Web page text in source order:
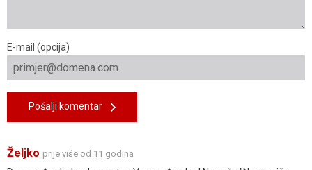
E-mail (opcija)
Pošalji komentar
Željko prije više od 11 godina